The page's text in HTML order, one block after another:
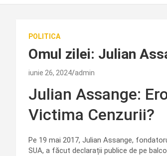
POLITICA
Omul zilei: Julian
iunie 26, 2024 admin
Julian Assange:
Victima Cenzurii?
Pe 19 mai 2017, Julian Assange,
SUA, a făcut declarații publice de pe